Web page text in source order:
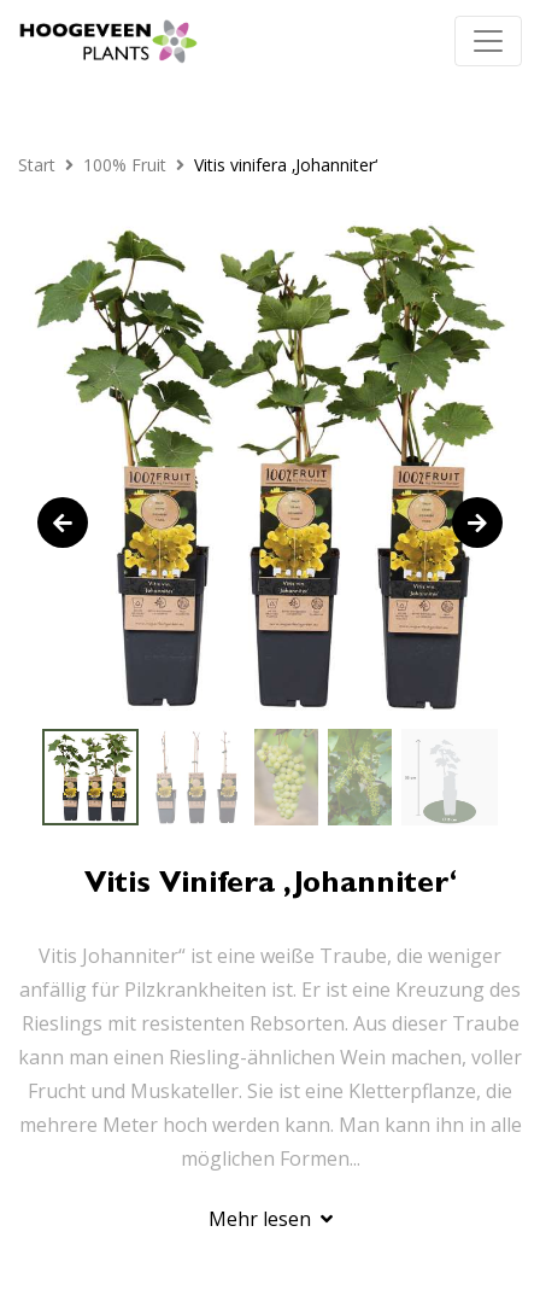
Start 100% Fruit Vitis vinifera ‚Johanniter‘
Vitis Vinifera ‚Johanniter‘
Vitis Johanniter“ ist eine weiße Traube, die weniger
anfällig für Pilzkrankheiten ist. Er ist eine Kreuzung des
Rieslings mit resistenten Rebsorten. Aus dieser Traube
kann man einen Riesling-ähnlichen Wein machen, voller
Frucht und Muskateller. Sie ist eine Kletterpflanze, die
mehrere Meter hoch werden kann. Man kann ihn in alle
möglichen Formen...
Mehr lesen